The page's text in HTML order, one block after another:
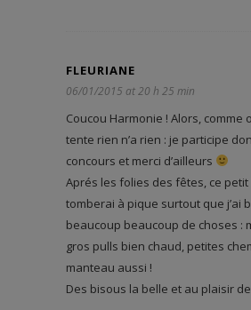
FLEURIANE
06/01/2015 at 20 h 25 min
Coucou Harmonie ! Alors, comme
tente rien n’a rien : je participe
concours et merci d’ailleurs
Aprés les folies des fêtes, ce petit
tomberai à pique surtout que j’ai
beaucoup beaucoup de choses :
gros pulls bien chaud, petites
manteau aussi !
Des bisous la belle et au plaisir